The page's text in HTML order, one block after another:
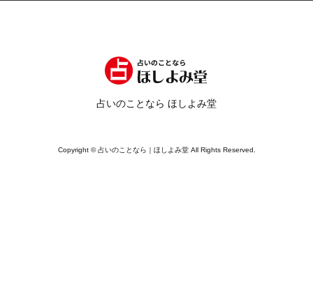
占いのことなら ほしよみ堂
Copyright © 占いのことなら｜ほしよみ堂 All Rights Reserved.